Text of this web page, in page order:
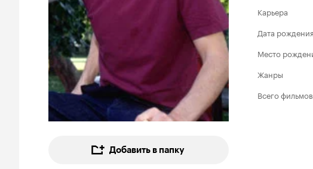
Добавить в папку
Карьера
Дата рождения
Место
Жанры
Всего фильмов